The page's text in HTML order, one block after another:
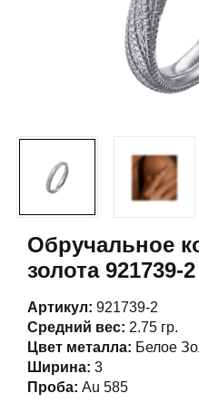
Обручальное
золота 921739-2
Артикул: 921739-2
Средний вес: 2.75 гр.
Цвет металла: Белое
Ширина: 3
Проба: Au 585